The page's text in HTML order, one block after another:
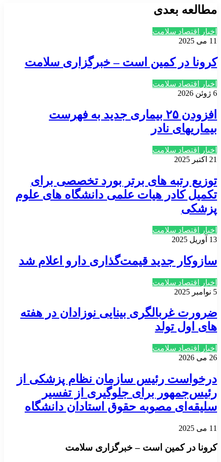
مطالعه بعدی
اخبار اقتصاد سلامت
11 می 2025
کرونا در کمین است – خبرگزاری سلامت
اخبار اقتصاد سلامت
6 ژوئن 2026
افزودن ۲۵ بیماری جدید به فهرست
بیماریهای نادر
اخبار اقتصاد سلامت
21 اکتبر 2025
توزیع رتبه های برتر بورد تخصصی برای
تکمیل کادر هیات علمی دانشگاه های علوم
پزشکی
اخبار اقتصاد سلامت
13 آوریل 2025
سازوکار جدید قیمت‌گذاری دارو اعلام شد
اخبار اقتصاد سلامت
5 نوامبر 2025
ضرورت غربالگری بینایی نوزادان در هفته
های اول تولد
اخبار اقتصاد سلامت
26 می 2026
درخواست رئیس‌ سازمان نظام پزشکی از
رئیس‌جمهور برای جلوگیری از تفسیر
سلیقه‌ای مصوبه حقوق استادان دانشگاه
11 می 2025
کرونا در کمین است – خبرگزاری سلامت